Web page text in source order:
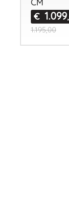
€ 1.099
1.195,00